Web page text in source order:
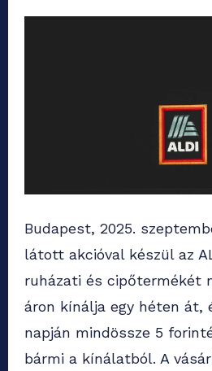
Budapest, 2025.
látott akcióval készül az
ruházati és cipőtermékét
áron kínálja egy héten át,
napján mindössze 5
bármi a kínálatból. A